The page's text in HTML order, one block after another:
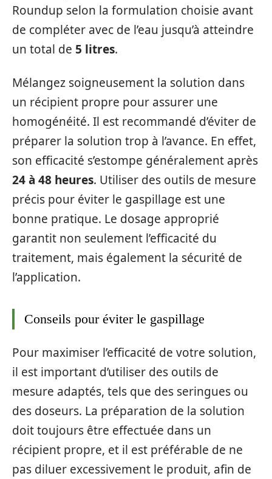
Roundup selon la formulation choisie avant
de compléter avec de l’eau jusqu’à atteindre
un total de 5 litres.
Mélangez soigneusement la solution dans
un récipient propre pour assurer une
homogénéité. Il est recommandé d’éviter de
préparer la solution trop à l’avance. En effet,
son efficacité s’estompe généralement après
24 à 48 heures. Utiliser des outils de mesure
précis pour éviter le gaspillage est une
bonne pratique. Le dosage approprié
garantit non seulement l’efficacité du
traitement, mais également la sécurité de
l’application.
Conseils pour éviter le gaspillage
Pour maximiser l’efficacité de votre solution,
il est important d’utiliser des outils de
mesure adaptés, tels que des seringues ou
des doseurs. La préparation de la solution
doit toujours être effectuée dans un
récipient propre, et il est préférable de ne
pas diluer excessivement le produit, afin de